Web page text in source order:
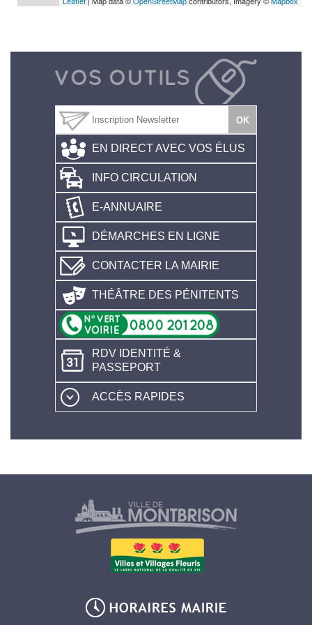
EN DIRECT AVEC VOS ÉLUS
INFO CIRCULATION
E-ANNUAIRE
DÉMARCHES EN LIGNE
CONTACTER LA MAIRIE
THÉÂTRE DES PÉNITENTS
RDV IDENTITÉ &
PASSEPORT
ACCÈS RAPIDES